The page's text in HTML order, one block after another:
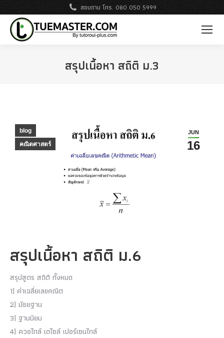
สอบถาม โทร. 080 050 5999
สรุปเนื้อหา สถิติ ม.3
JUN
16
blog
คณิตศาสตร์
สรุปเนื้อหา สถิติ ม.6
สรุปสูตร สถิติ ทั้งหมด
1) ค่าเฉลี่ยเลขคณิต
2) มัธยฐาน
3) ฐานนิยม
4) ควอไทล์ เดไซล์ เปอร์เซนไทล์